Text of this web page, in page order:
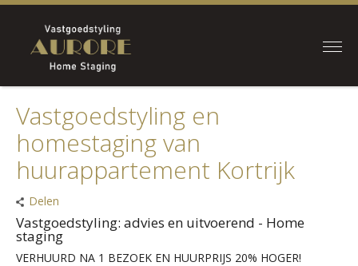
Vastgoedstyling en
homestaging van
huurappartement Kortrijk
Delen
Vastgoedstyling: advies en uitvoerend - Home
staging
VERHUURD NA 1 BEZOEK EN HUURPRIJS 20% HOGER!